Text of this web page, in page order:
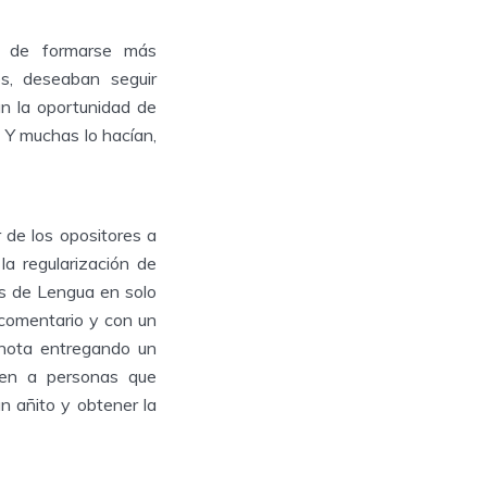
formarse más
deseaban seguir
la oportunidad de
muchas lo hacían,
los opositores a
regularización de
de Lengua en solo
y con un
entregando un
a personas que
añito y obtener la